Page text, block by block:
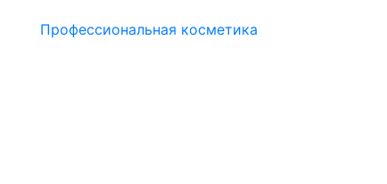
Профессиональная косметика